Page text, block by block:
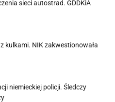
sieci autostrad. GDDKiA
kulkami. NIK zakwestionowała
niemieckiej policji. Śledczy